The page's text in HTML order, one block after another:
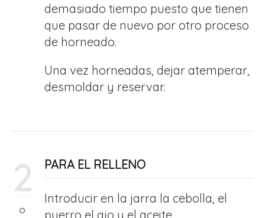
demasiado tiempo puesto que tienen
que pasar de nuevo por otro proceso
de horneado.
Una vez horneadas, dejar atemperar,
desmoldar y reservar.
2 PARA EL RELLENO
Introducir en la jarra la cebolla, el
puerro el ajo y el aceite.